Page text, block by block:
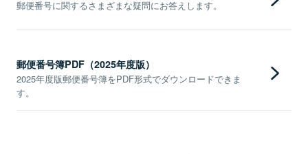
郵便番号に関するさまざまな疑問にお答えします。
郵便番号簿PDF（2025年度版）
2025年度版郵便番号簿をPDF形式でダウンロードできま
す。